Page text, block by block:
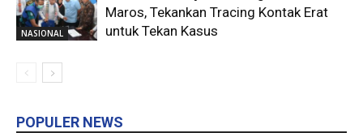
NASIONAL
Maros, Tekankan Tracing Kontak Erat
untuk Tekan Kasus
POPULER NEWS